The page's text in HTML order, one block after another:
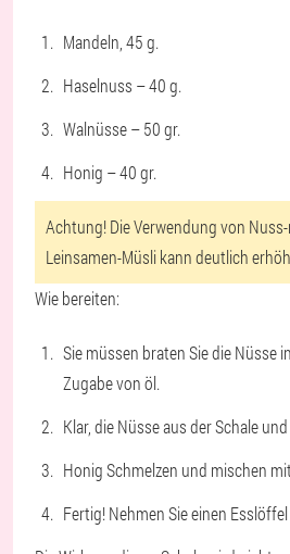
Mandeln, 45 g.
Haselnuss – 40 g.
Walnüsse – 50 gr.
Honig – 40 gr.
Achtung! Die Verwendung von
Leinsamen-Müsli kann deutlich
Wie bereiten:
Sie müssen braten Sie die Nüsse
Zugabe von öl.
Klar, die Nüsse aus der Schale
Honig Schmelzen und mischen
Fertig! Nehmen Sie einen